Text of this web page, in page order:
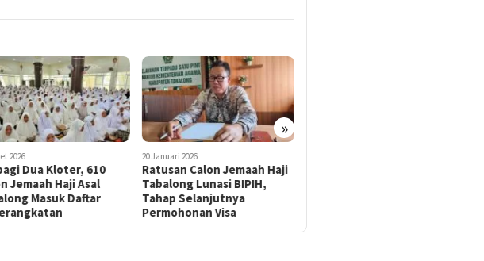
»
2026
Calon Jemaah Haji
Lunasi BIPIH,
Selanjutnya
Visa
9 Juli 2025
Gunakan Tiga Bus, Puluhan
Jemaah Haji Tabalong
Kloter 13 Tiba dengan
Selamat